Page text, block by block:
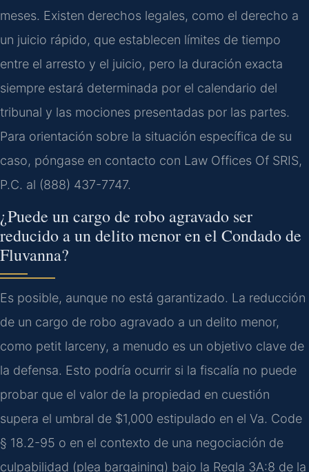
meses. Existen derechos legales, como el derecho a
un juicio rápido, que establecen límites de tiempo
entre el arresto y el juicio, pero la duración exacta
siempre estará determinada por el calendario del
tribunal y las mociones presentadas por las partes.
Para orientación sobre la situación específica de su
caso, póngase en contacto con Law Offices Of SRIS,
P.C. al (888) 437-7747.
¿Puede un cargo de robo agravado ser
reducido a un delito menor en el Condado de
Fluvanna?
Es posible, aunque no está garantizado. La reducción
de un cargo de robo agravado a un delito menor,
como petit larceny, a menudo es un objetivo clave de
la defensa. Esto podría ocurrir si la fiscalía no puede
probar que el valor de la propiedad en cuestión
supera el umbral de $1,000 estipulado en el Va. Code
§ 18.2-95 o en el contexto de una negociación de
culpabilidad (plea bargaining) bajo la Regla 3A:8 de la